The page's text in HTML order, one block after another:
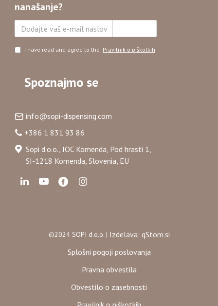
nanašanje?
I have read and agree to the Pravilnik o piškotkih
Spoznajmo se
info@sopi-dispensing.com
+386 1 831 93 86
Sopi d.o.o., IOC Komenda, Pod hrasti 1,
SI-1218 Komenda, Slovenia, EU
©2024 SOPI d.o.o. | Izdelava: qStom.si
Splošni pogoji poslovanja
Pravna obvestila
Obvestilo o zasebnosti